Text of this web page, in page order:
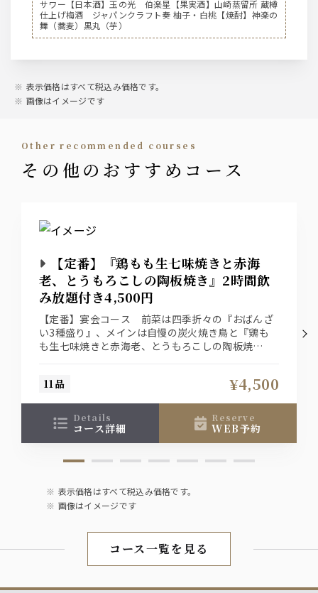
サントリー ザ・プレミアム・モルツ生中
サントリー ザ・プレミアム・モルツ生ピッチャー
ジムビームハイボール
ジンジャーハイボール
サントリー【ウイスキー】
ジムビーム
こだわり酒場の檸檬サワー、バイスサワー、すだちサワ
ー、抹茶ハイ、ウーロンハイ
カクテル
翠ジンソーダ
カシスソーダ、カシスウーロン、カシスオレンジ
ピーチソーダ、ピーチウーロン、ピーチオレンジ
日本酒
焼酎
サントリー 本格焼酎 大隅【芋】
サントリー 本格焼酎 大隅【麦】
カルロロッシ【赤・白】
紀州の南高梅酒
ソフトドリンク
サワー【日本酒】玉の光 伯楽星【果実酒】山崎蒸留所 蔵樽
仕上げ梅酒 ジャパンクラフト奏 柚子・白桃【焼酎】神楽の
舞（蕎麦）黒丸（芋）
表示価格はすべて税込み価格です。
画像はイメージです
other recommended courses
その他のおすすめコース
【定番】『鶏もも生七味焼きと赤海
老、とうもろこしの陶板焼き』2時間飲
み放題付き4,500円
【定番】宴会コース 前菜は四季折々の『おばんざ
い3種盛り』、メインは自慢の炭火焼き鳥と『鶏も
も生七味焼きと赤海老、とうもろこしの陶板焼
11品 ¥4,500
details
コース詳細
reserve
WEB予約
表示価格はすべて税込み価格です。
画像はイメージです
コース一覧を見る